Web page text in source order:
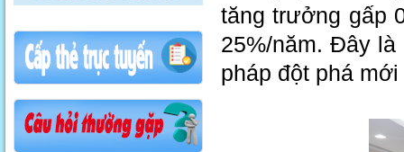
tăng trưởng gấp
25%/năm. Đây
pháp đột phá